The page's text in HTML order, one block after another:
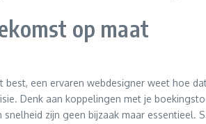
op maat
een ervaren webdesigner weet hoe
Denk aan koppelingen met je
zijn geen bijzaak maar